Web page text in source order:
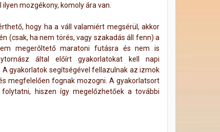
mozgékony, komoly ára van.
hogy ha a váll valamiért megsérül, akkor
(csak, ha nem törés, vagy szakadás áll fenn) a
megerőltető maratoni futásra és nem is
által előírt gyakorlatokat kell napi
gyakorlatok segítségével fellazulnak az izmok
megfelelően fognak mozogni. A gyakorlatsort
hiszen így megelőzhetőek a további